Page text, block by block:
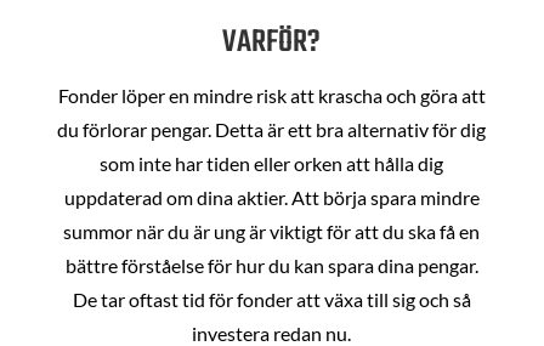
VARFÖR?
Fonder löper en mindre risk att krascha och göra att
du förlorar pengar. Detta är ett bra alternativ för dig
som inte har tiden eller orken att hålla dig
uppdaterad om dina aktier. Att börja spara mindre
summor när du är ung är viktigt för att du ska få en
bättre förståelse för hur du kan spara dina pengar.
De tar oftast tid för fonder att växa till sig och så
investera redan nu.